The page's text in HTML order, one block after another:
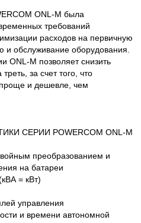
ONL-M была
требований
расходов на первичную
и обслуживание оборудования.
ONL-M позволяет снизить
за счет того, что
и дешевле, чем
СЕРИИ POWERCOM ONL-M
преобразованием и
на батареи
= кВт)
управления
и времени автономной